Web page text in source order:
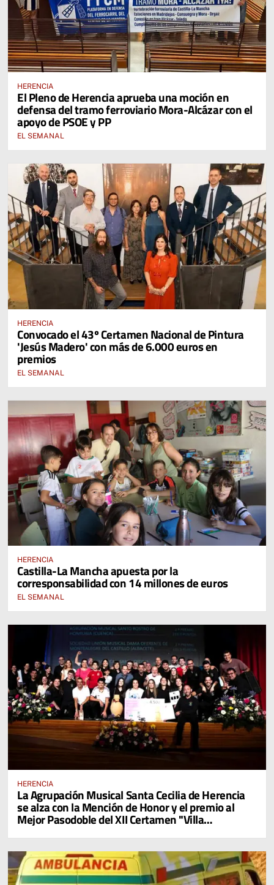
HERENCIA
El Pleno de Herencia aprueba una moción en
defensa del tramo ferroviario Mora-Alcázar con el
apoyo de PSOE y PP
EL SEMANAL
HERENCIA
Convocado el 43º Certamen Nacional de Pintura
'Jesús Madero' con más de 6.000 euros en
premios
EL SEMANAL
HERENCIA
Castilla-La Mancha apuesta por la
corresponsabilidad con 14 millones de euros
EL SEMANAL
HERENCIA
La Agrupación Musical Santa Cecilia de Herencia
se alza con la Mención de Honor y el premio al
Mejor Pasodoble del XII Certamen "Villa
Cervantina de Mota del Cuervo"